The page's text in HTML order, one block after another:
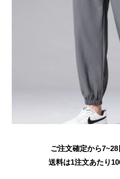
ご注文確定から
送料は1注文あたり